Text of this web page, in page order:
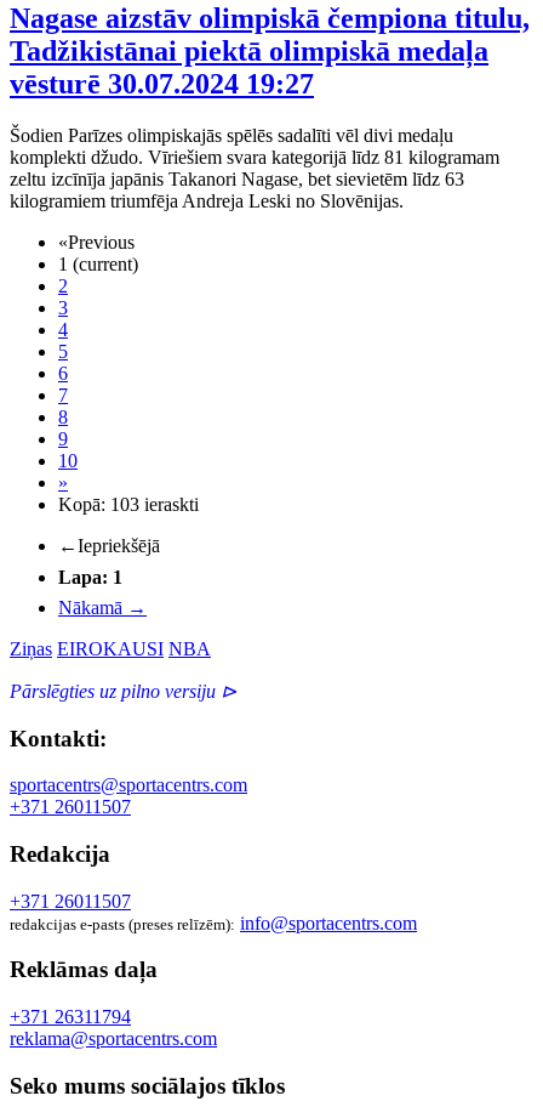
Nagase aizstāv olimpiskā čempiona titulu,
Tadžikistānai piektā olimpiskā medaļa
vēsturē 30.07.2024 19:27
Šodien Parīzes olimpiskajās spēlēs sadalīti vēl divi medaļu
komplekti džudo. Vīriešiem svara kategorijā līdz 81 kilogramam
zeltu izcīnīja japānis Takanori Nagase, bet sievietēm līdz 63
kilogramiem triumfēja Andreja Leski no Slovēnijas.
«Previous
1 (current)
2
3
4
5
6
7
8
9
10
»
Kopā: 103 ieraskti
←Iepriekšējā
Lapa: 1
Nākamā →
Ziņas EIROKAUSI NBA
Pārslēgties uz pilno versiju ⊳
Kontakti:
sportacentrs@sportacentrs.com
+371 26011507
Redakcija
+371 26011507
redakcijas e-pasts (preses relīzēm): info@sportacentrs.com
Reklāmas daļa
+371 26311794
reklama@sportacentrs.com
Seko mums sociālajos tīklos